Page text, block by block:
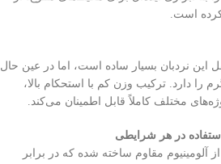
کرده است.
حمل‌ونقل این نردبان بسیار ساده است، اما در عین حال
وزن تا ۱۱۰ کیلوگرم را دارد. ترکیب وزن کم با استحکام بالا،
مختلف کاملاً قابل اطمینان می‌کند.
در هر شرایطی
از آلومینیوم مقاوم ساخته شده که در برابر